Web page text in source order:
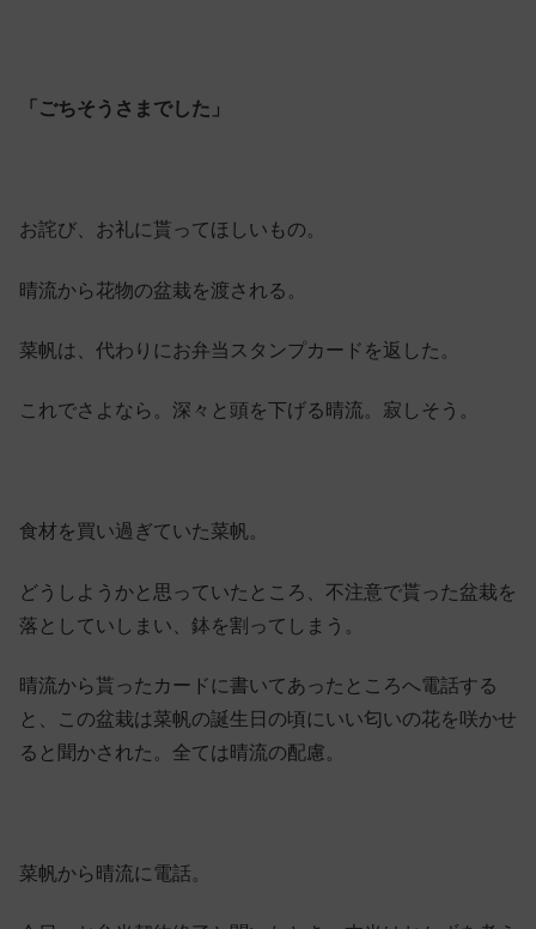
「ごちそうさまでした」
お詫び、お礼に貰ってほしいもの。
晴流から花物の盆栽を渡される。
菜帆は、代わりにお弁当スタンプカードを返した。
これでさよなら。深々と頭を下げる晴流。寂しそう。
食材を買い過ぎていた菜帆。
どうしようかと思っていたところ、不注意で貰った盆栽を
落としていしまい、鉢を割ってしまう。
晴流から貰ったカードに書いてあったところへ電話する
と、この盆栽は菜帆の誕生日の頃にいい匂いの花を咲かせ
ると聞かされた。全ては晴流の配慮。
菜帆から晴流に電話。